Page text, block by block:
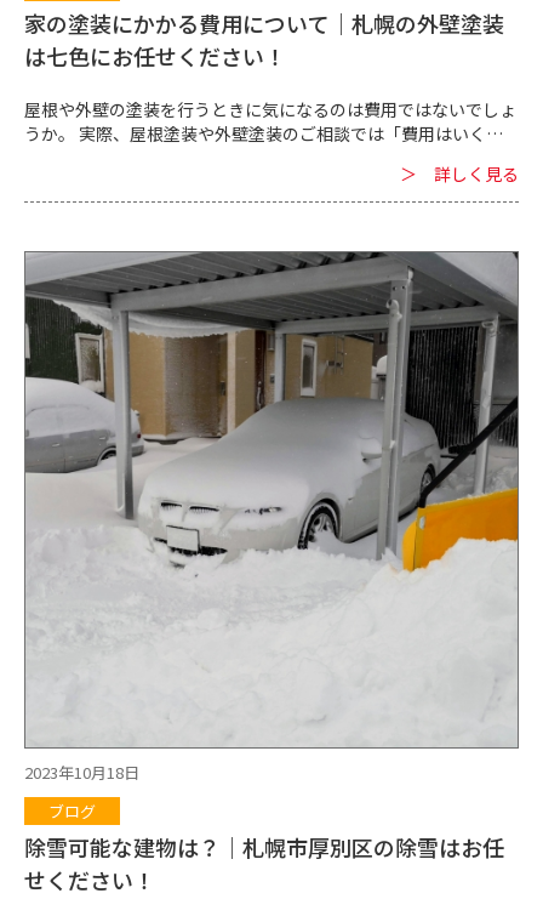
家の塗装にかかる費用について｜札幌の外壁塗装
は七色にお任せください！
屋根や外壁の塗装を行うときに気になるのは費用ではないでしょ
うか。 実際、屋根塗装や外壁塗装のご相談では「費用はいくら
屋根・外壁塗装の費用について解説します。 ■屋根や外壁の塗装
にかかる費用 札幌市にある家などの建物に屋根塗装・外壁塗装
装の費用相場 屋根塗装の費用相場は40万円～になっています。
ただ、屋根塗装は塗装する坪数や使う塗料、業者によっても変わ
ってくるのが基本です。 坪数が多い場合やグレードの高い塗料を
使うとそれだけ費用が高額になりますので、費用はケースバイケ
ースだと思った方が良いでしょう。 屋根塗装の際は業者から見積
もりを取ることをおすすめします。 ・札幌市の外壁塗装の費用相
場 札幌市の外壁塗装の費用相場は90万円～です。 外壁塗装の際
も業者からの見積もりの取得をおすすめします。 それと言うの
も、札幌市の外壁塗装も費用がケースバイケースだからなので
す。 外壁塗装の坪数や使う塗料、業者などによって費用が変わっ
てきます。 ■塗装業者の選び方 屋根・外壁の塗装では坪数や塗
料によっても費用相場は変わってきますが、業者も費用が変わる
ポイントになります。 たとえばA会社とB業者から外壁・屋根塗
装の見積もりを取得した場合、それぞれの業者が施工時に使う人
数などによって費用は変わってくるため、まったく同じ見積もり
になることはありません。 業者によって塗装費用が変わってく
る業者である ・札幌という地域に詳しい業者である 塗装業者選
びの際は見積もりの比較を行う方も多いのではないでしょうか。
見積もりはただ比較するだけでなく、見積もりの金額内容に対し
性もあるからです。 悪徳業者を見抜くことにも繋がりますので、
合計額以外にも途中の費用など別途チェックし、しっかり説明し
てもらって業者選びの参考にしてください。 札幌という地域に
詳しい専門業者であることも重要です。 東京都でよく利用されて
＞ 詳しく見る
2023年10月18日
ブログ
除雪可能な建物は？｜札幌市厚別区の除雪はお任
せください！